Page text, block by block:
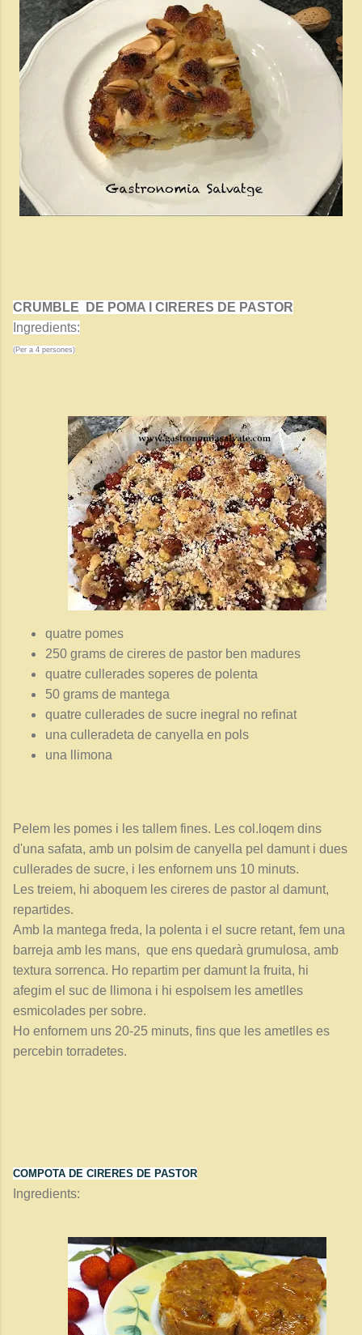
CRUMBLE DE POMA I CIRERES DE PASTOR
Ingredients:
(Per a 4 persones)
quatre pomes
250 grams de cireres de pastor ben madures
quatre cullerades soperes de polenta
50 grams de mantega
quatre cullerades de sucre inegral no refinat
una culleradeta de canyella en pols
una llimona
Pelem les pomes i les tallem fines. Les col.loqem dins
d'una safata, amb un polsim de canyella pel damunt i dues
cullerades de sucre, i les enfornem uns 10 minuts.
Les treiem, hi aboquem les cireres de pastor al damunt,
repartides.
Amb la mantega freda, la polenta i el sucre retant, fem una
barreja amb les mans, que ens quedarà grumulosa, amb
textura sorrenca. Ho repartim per damunt la fruita, hi
afegim el suc de llimona i hi espolsem les ametlles
esmicolades per sobre.
Ho enfornem uns 20-25 minuts, fins que les ametlles es
percebin torradetes.
COMPOTA DE CIRERES DE PASTOR
Ingredients: